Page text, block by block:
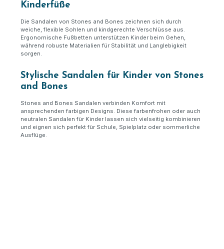
Kinderfüße
Die Sandalen von Stones and Bones zeichnen sich durch
weiche, flexible Sohlen und kindgerechte Verschlüsse aus.
Ergonomische Fußbetten unterstützen Kinder beim Gehen,
während robuste Materialien für Stabilität und Langlebigkeit
sorgen.
Stylische Sandalen für Kinder von Stones
and Bones
Stones and Bones Sandalen verbinden Komfort mit
ansprechenden farbigen Designs. Diese farbenfrohen oder auch
neutralen Sandalen für Kinder lassen sich vielseitig kombinieren
und eignen sich perfekt für Schule, Spielplatz oder sommerliche
Ausflüge.